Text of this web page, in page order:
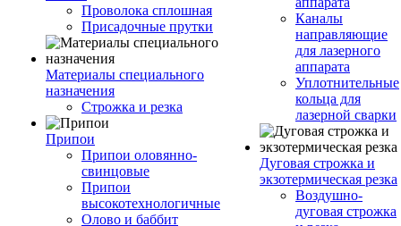
Проволока сплошная
Присадочные прутки
Материалы специального
назначения
Строжка и резка
Припои
Припои оловянно-
свинцовые
Припои
высокотехнологичные
Олово и баббит
Каналы
направляющие
для лазерного
аппарата
Уплотнительные
кольца для
лазерной сварки
Дуговая строжка и
экзотермическая резка
Воздушно-
дуговая строжка